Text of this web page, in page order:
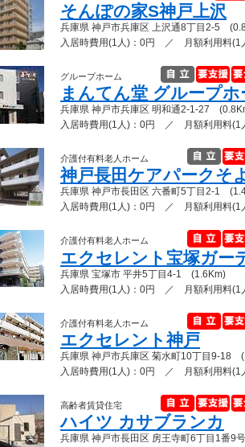
そんぽの家S神戸上沢
兵庫県 神戸市兵庫区 上沢通8丁目2-5
入居時費用(1人)：0円 ／ 月額利用料(1
グループホーム
まんてん堂 グループ
兵庫県 神戸市兵庫区 明和通2-1-27
入居時費用(1人)：0円 ／ 月額利用料(1
介護付有料老人ホーム
神戸長田ケアパークそ
兵庫県 神戸市長田区 六番町5丁目2-1
入居時費用(1人)：0円 ／ 月額利用料(1
介護付有料老人ホーム
エクセレント宝塚ガー
兵庫県 宝塚市 平井5丁目4-1 (1.6Km)
入居時費用(1人)：0円 ／ 月額利用料(1
介護付有料老人ホーム
エクセレント神戸
兵庫県 神戸市兵庫区 菊水町10丁目9-18
入居時費用(1人)：0円 ／ 月額利用料(1
高齢者賃貸住宅
ハイツ カサブランカ
兵庫県 神戸市長田区 房王寺町6丁目1番9